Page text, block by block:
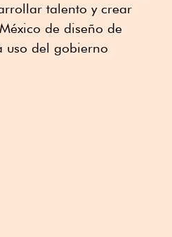
talento y crear
de diseño de
uso del gobierno